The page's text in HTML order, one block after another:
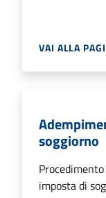
VAI ALLA
soggiorno
imposta di